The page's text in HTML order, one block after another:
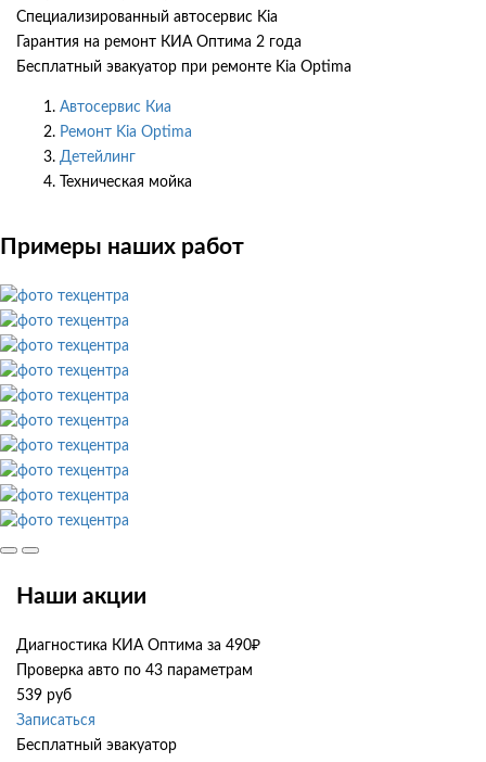
Специализированный автосервис Kia
Гарантия на ремонт КИА Оптима 2 года
Бесплатный эвакуатор при ремонте Kia Optima
Автосервис Киа
Ремонт Kia Optima
Детейлинг
Техническая мойка
Примеры наших работ
Наши акции
Диагностика КИА Оптима за 490₽
Проверка авто по 43 параметрам
539 руб
Записаться
Бесплатный эвакуатор